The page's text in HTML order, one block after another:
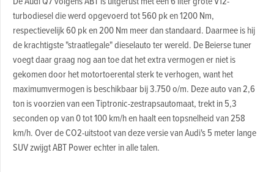
turbodiesel die werd opgevoerd tot 560 pk en 1200 Nm,
respectievelijk 60 pk en 200 Nm meer dan standaard. Daarmee is hij
de krachtigste "straatlegale" dieselauto ter wereld. De Beierse tuner
voegt daar graag nog aan toe dat het extra vermogen er niet is
gekomen door het motortoerental sterk te verhogen, want het
maximumvermogen is beschikbaar bij 3.750 o/m. Deze auto van 2,6
ton is voorzien van een Tiptronic-zestrapsautomaat, trekt in 5,3
seconden op van 0 tot 100 km/h en haalt een topsnelheid van 258
km/h. Over de CO2-uitstoot van deze versie van Audi's 5 meter lange
SUV zwijgt ABT Power echter in alle talen.